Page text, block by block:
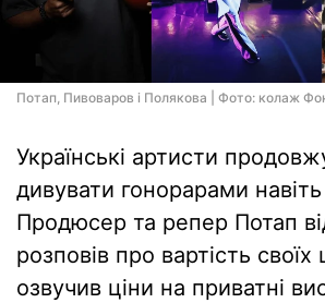
Потап, Пивоваров і Полякова | Фото: колаж
Українські артисти
дивувати гонорарами навіть
Продюсер та репер Потап
розповів про вартість
озвучив ціни на приватні